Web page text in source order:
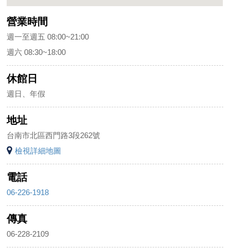
營業時間
週一至週五 08:00~21:00
週六 08:30~18:00
休館日
週日、年假
地址
台南市北區西門路3段262號
檢視詳細地圖
電話
06-226-1918
傳真
06-228-2109